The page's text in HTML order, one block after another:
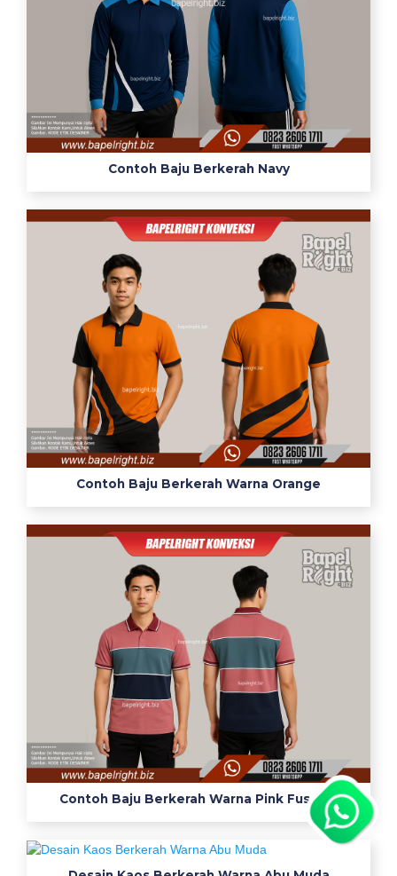
Contoh Baju Berkerah Navy
Contoh Baju Berkerah Warna Orange
Contoh Baju Berkerah Warna Pink Fuschia